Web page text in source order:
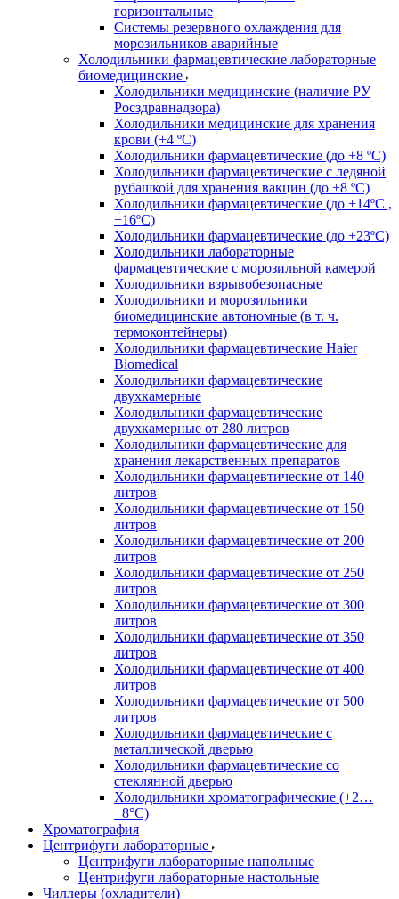
горизонтальные
Системы резервного охлаждения для
морозильников аварийные
Холодильники фармацевтические лабораторные
биомедицинские
Холодильники медицинские (наличие РУ
Росздравнадзора)
Холодильники медицинские для хранения
крови (+4 ºС)
Холодильники фармацевтические (до +8 ºС)
Холодильники фармацевтические с ледяной
рубашкой для хранения вакцин (до +8 ºС)
Холодильники фармацевтические (до +14ºС ,
+16ºС)
Холодильники фармацевтические (до +23ºС)
Холодильники лабораторные
фармацевтические с морозильной камерой
Холодильники взрывобезопасные
Холодильники и морозильники
биомедицинские автономные (в т. ч.
термоконтейнеры)
Холодильники фармацевтические Haier
Biomedical
Холодильники фармацевтические
двухкамерные
Холодильники фармацевтические
двухкамерные от 280 литров
Холодильники фармацевтические для
хранения лекарственных препаратов
Холодильники фармацевтические от 140
литров
Холодильники фармацевтические от 150
литров
Холодильники фармацевтические от 200
литров
Холодильники фармацевтические от 250
литров
Холодильники фармацевтические от 300
литров
Холодильники фармацевтические от 350
литров
Холодильники фармацевтические от 400
литров
Холодильники фармацевтические от 500
литров
Холодильники фармацевтические с
металлической дверью
Холодильники фармацевтические со
стеклянной дверью
Холодильники хроматографические (+2…
+8°C)
Хроматография
Центрифуги лабораторные
Центрифуги лабораторные напольные
Центрифуги лабораторные настольные
Чиллеры (охладители)